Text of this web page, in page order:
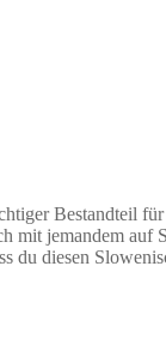
Bestandteil
jemandem auf
du diesen